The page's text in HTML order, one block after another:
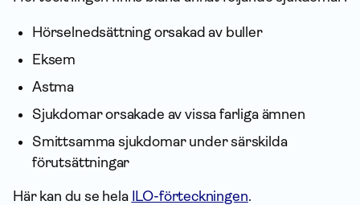
Hörselnedsättning orsakad av buller
Eksem
Astma
Sjukdomar orsakade av vissa farliga ämnen
Smittsamma sjukdomar under särskilda
förutsättningar
Här kan du se hela ILO-förteckningen.